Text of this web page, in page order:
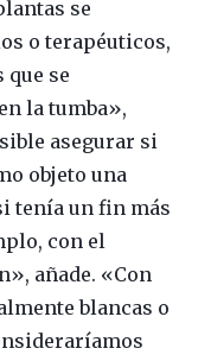
se
o terapéuticos,
se
la tumba»,
asegurar si
objeto una
tenía un fin más
con el
añade. «Con
blancas o